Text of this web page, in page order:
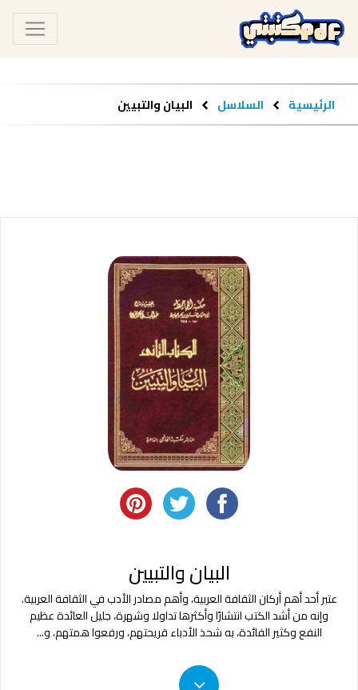
الرئيسية السلاسل البيان والتبيين
البيان والتبيين
عتبر أحد أهم أركان الثقافة العربية، وأهم مصادر الأدب في الثقافة العربية.
وإنه من أشد الكتب انتشارًا وأكثرها تداولا وشهرة، جليل العائدة عظيم
النفع وكثير الفائدة، به شحذ الأدباء قريحتهم، ورفعوا همتهم، و...